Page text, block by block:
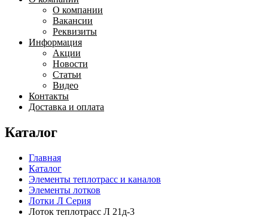
О компании
Вакансии
Реквизиты
Информация
Акции
Новости
Статьи
Видео
Контакты
Доставка и оплата
Каталог
Главная
Каталог
Элементы теплотрасс и каналов
Элементы лотков
Лотки Л Серия
Лоток теплотрасс Л 21д-3